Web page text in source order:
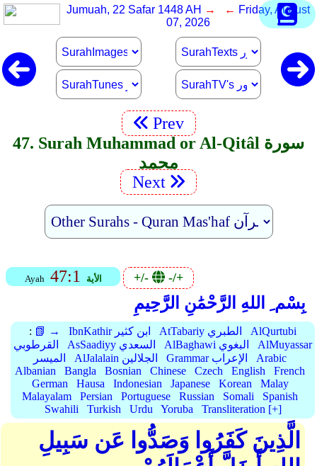
Jumuah, 22 Safar 1448 AH → ← Friday, August
07, 2026
Prev
47. Surah Muhammad or Al-Qitâl سورة
محمد
Next
Ayah 47:1 الأية +/- -/+
بِسْم ِ اللهِ الرَّحْمَٰنِ الرَّحِيمِ
: 📗 → IbnKathir ابن كثير AtTabariy الطبري
AlQurtubi
القرطوبي
AsSaadiyy السعدي AlBaghawi البغوي
AlMuyassar
الميسر
AlJalalain الجلالين Grammar الإعراب
Arabic
Albanian
Bangla Bosnian Chinese Czech English
French
German
Hausa Indonesian Japanese Korean
Malay
Malayalam
Persian Portuguese Russian Somali
Spanish
Swahili
Turkish Urdu Yoruba Transliteration [+]
الَّذِينَ كَفَرُوا وَصَدُّوا عَن سَبِيلِ